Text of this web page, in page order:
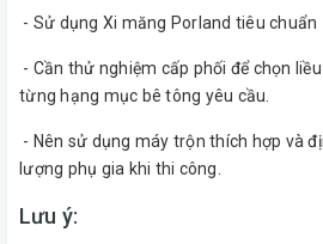
- Sử dụng Xi măng Porland tiêu chuẩn
- Cần thử nghiệm cấp phối để chọn
từng hạng mục bê tông yêu cầu.
- Nên sử dụng máy trộn thích hợp và
lượng phụ gia khi thi công.
Lưu ý: